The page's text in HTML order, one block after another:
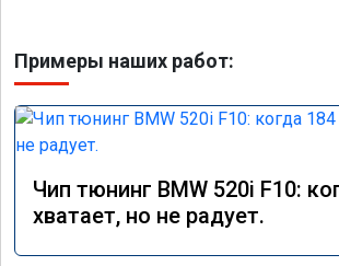
Примеры наших работ:
Чип тюнинг BMW 520i F10:
хватает, но не радует.